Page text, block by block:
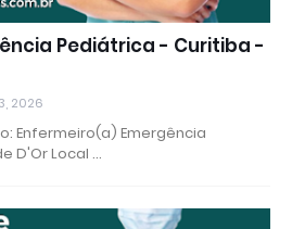
Pediátrica - Curitiba -
2026
Enfermeiro(a) Emergência
D'Or Local …